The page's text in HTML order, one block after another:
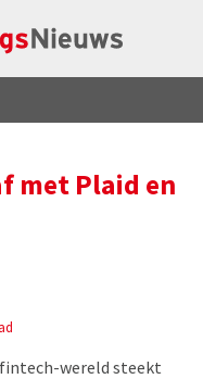
met Plaid en
fintech-wereld steekt